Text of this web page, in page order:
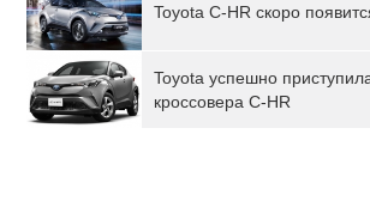
Toyota C-HR скоро
Toyota успешно
кроссовера C-HR